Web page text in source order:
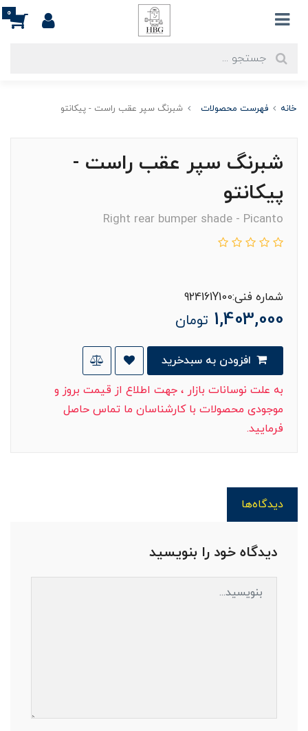
0
خانه فهرست محصولات شبرنگ سپر عقب راست - پیکانتو
شبرنگ سپر عقب راست -
پیکانتو
Right rear bumper shade - Picanto
شماره فنی:924161Y100
1,403,000 تومان
به علت نوسانات بازار ، جهت اطلاع از قیمت بروز و
موجودی محصولات با کارشناسان ما تماس حاصل
فرمایید.
دیدگاه‌ها
دیدگاه خود را بنویسید